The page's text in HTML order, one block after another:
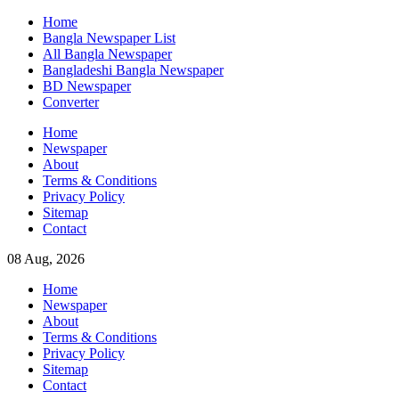
Skip
content
Home
Bangla Newspaper List
All Bangla Newspaper
Bangladeshi Bangla Newspaper
BD Newspaper
Converter
Home
Newspaper
About
Terms & Conditions
Privacy Policy
Sitemap
Contact
08 Aug, 2026
Home
Newspaper
About
Terms & Conditions
Privacy Policy
Sitemap
Contact